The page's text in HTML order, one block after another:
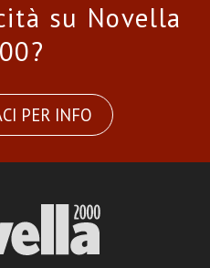
su Novella
PER INFO